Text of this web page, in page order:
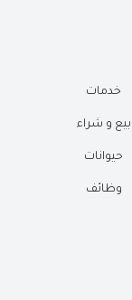
خدمات
بيع و شراء
حيوانات
وظائف